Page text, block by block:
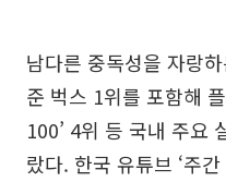
남다른 중독성을 자랑
준 벅스 1위를 포함해
100’ 4위 등 국내 주요
랐다. 한국 유튜브 ‘주